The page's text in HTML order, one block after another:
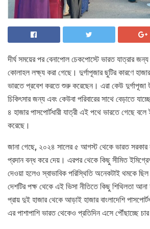
দীর্ঘ সময়ের পর বেনাপোল চেকপোস্টে ভারত যাত্রার
কোলাহল লক্ষ্য করা গেছে। দুর্গাপূজার ছুটির কারণে হাজার
ভারতে প্রবেশ করতে শুরু করেছেন। এরা কেউ
চিকিৎসার জন্য এবং কেউবা পরিবারের সাথে বেড়াতে
৪ হাজার পাসপোর্টধারী যাত্রী এই পথে ভারতে গেছে
করেছে।
জানা গেছে, ২০২৪ সালের ৫ আগস্ট থেকে ভারত সরকার
প্রদান বন্ধ করে দেয়। এরপর থেকে কিছু সীমিত
দেওয়া হলেও স্বাভাবিক পরিস্থিতি অনেকটাই থমকে
দেশটির পক্ষ থেকে এই ভিসা নীতিতে কিছু শিথিলতা
প্রায় দুই হাজার থেকে আড়াই হাজার বাংলাদেশি
এর পাশাপাশি ভারত থেকেও প্রতিদিন এসে পৌঁছাচ্ছে